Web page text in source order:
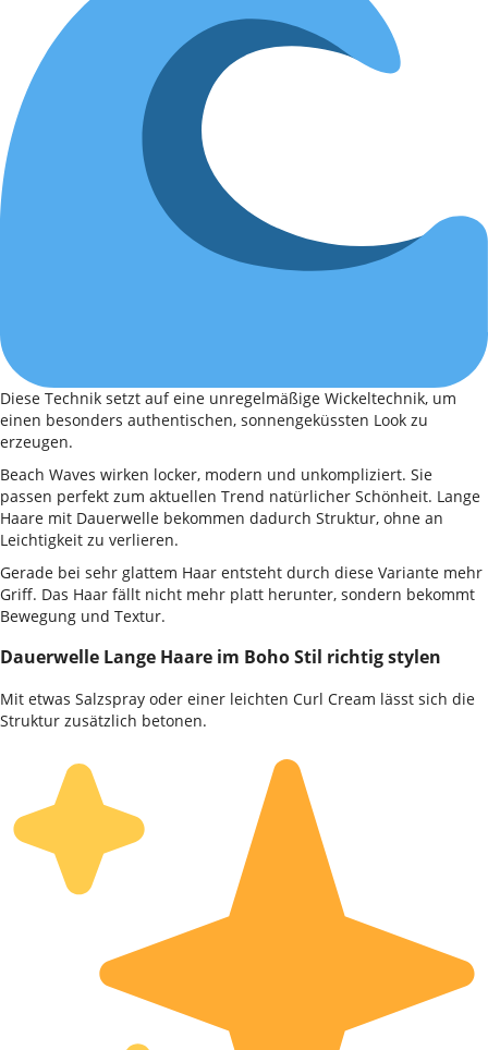
Diese Technik setzt auf eine unregelmäßige Wickeltechnik, um
einen besonders authentischen, sonnengeküssten Look zu
erzeugen.
Beach Waves wirken locker, modern und unkompliziert. Sie
passen perfekt zum aktuellen Trend natürlicher Schönheit. Lange
Haare mit Dauerwelle bekommen dadurch Struktur, ohne an
Leichtigkeit zu verlieren.
Gerade bei sehr glattem Haar entsteht durch diese Variante mehr
Griff. Das Haar fällt nicht mehr platt herunter, sondern bekommt
Bewegung und Textur.
Dauerwelle Lange Haare im Boho Stil richtig stylen
Mit etwas Salzspray oder einer leichten Curl Cream lässt sich die
Struktur zusätzlich betonen.